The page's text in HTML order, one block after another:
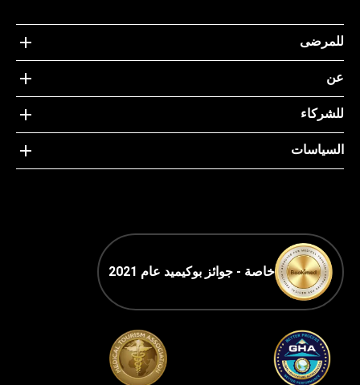
للمرضى
عن
للشركاء
السياسات
خاصة - جوائز بوكيميد عام 2021